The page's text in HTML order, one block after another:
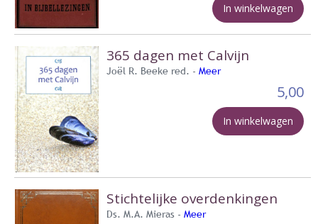
In winkelwagen
365 dagen met Calvijn
Joël R. Beeke red. - Meer
5,00
In winkelwagen
Stichtelijke overdenkingen
Ds. M.A. Mieras - Meer